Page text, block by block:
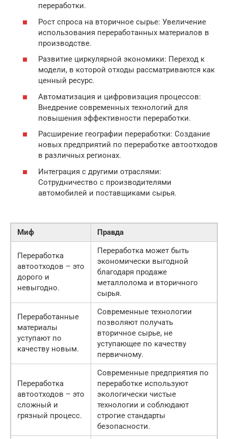
переработки.
Рост спроса на вторичное сырье: Увеличение
использования переработанных материалов в
производстве.
Развитие циркулярной экономики: Переход к
модели, в которой отходы рассматриваются как
ценный ресурс.
Автоматизация и цифровизация процессов:
Внедрение современных технологий для
повышения эффективности переработки.
Расширение географии переработки: Создание
новых предприятий по переработке автоотходов
в различных регионах.
Интеграция с другими отраслями:
Сотрудничество с производителями
автомобилей и поставщиками сырья.
Миф Правда
Переработка
автоотходов – это
дорого и
невыгодно.
Переработка может быть
экономически выгодной
благодаря продаже
металлолома и вторичного
сырья.
Переработанные
материалы
уступают по
качеству новым.
Современные технологии
позволяют получать
вторичное сырье, не
уступающее по качеству
первичному.
Переработка
автоотходов – это
сложный и
грязный процесс.
Современные предприятия по
переработке используют
экологически чистые
технологии и соблюдают
строгие стандарты
безопасности.